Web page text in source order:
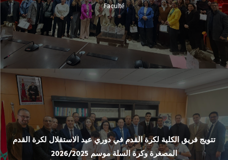
Faculté
تتويج فريق الكلية لكرة القدم في دوري عيد الاستقلال لكرة القدم
المصغرة وكرة السلة موسم 2026/2025